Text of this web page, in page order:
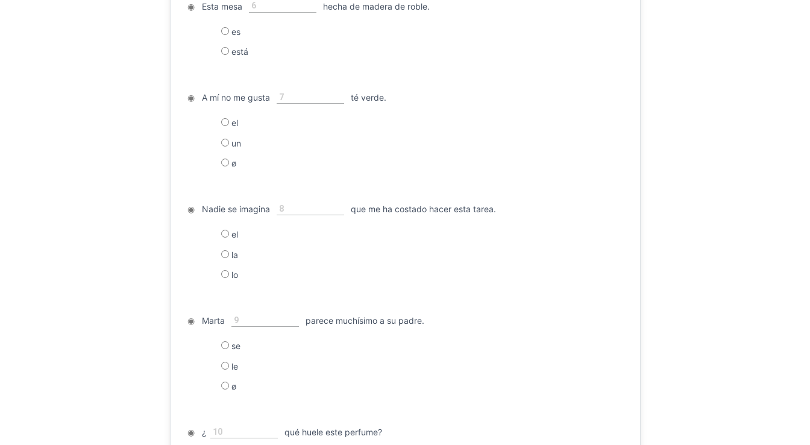
◉Esta mesa 6 hecha de madera de roble.
es
está
◉A mí no me gusta 7 té verde.
el
un
ø
◉Nadie se imagina 8 que me ha costado hacer esta tarea.
el
la
lo
◉Marta 9 parece muchísimo a su padre.
se
le
ø
◉¿ 10 qué huele este perfume?